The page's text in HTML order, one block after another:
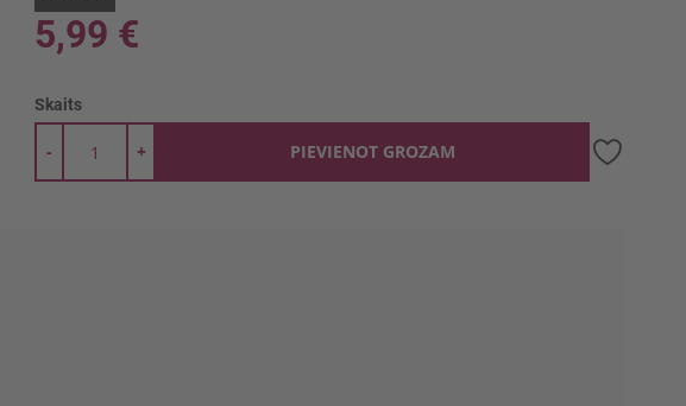
5,99 €
Skaits
+
- PIEVIENOT GROZAM